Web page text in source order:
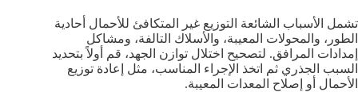
تشمل الأسباب الشائعة التوزيع غير المتكافئ للأحمال أحادية
الطور، والمحولات المعيبة، والأسلاك التالفة، ومشاكل
إمدادات المرافق. لتصحيح اختلال توازن الجهد، قم أولاً بتحديد
السبب الجذري ثم اتخذ الإجراء المناسب، مثل إعادة توزيع
الأحمال أو إصلاح المعدات المعيبة.